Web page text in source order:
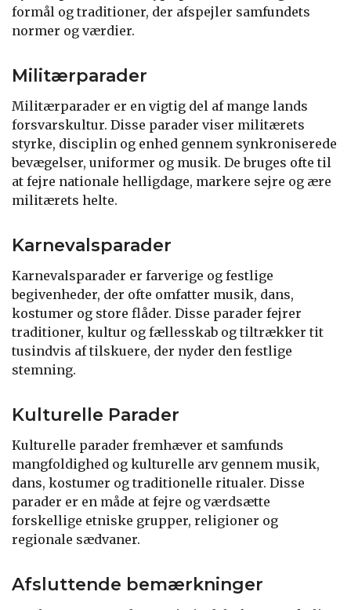
formål og traditioner, der afspejler samfundets
normer og værdier.
Militærparader
Militærparader er en vigtig del af mange lands
forsvarskultur. Disse parader viser militærets
styrke, disciplin og enhed gennem synkroniserede
bevægelser, uniformer og musik. De bruges ofte til
at fejre nationale helligdage, markere sejre og ære
militærets helte.
Karnevalsparader
Karnevalsparader er farverige og festlige
begivenheder, der ofte omfatter musik, dans,
kostumer og store flåder. Disse parader fejrer
traditioner, kultur og fællesskab og tiltrækker tit
tusindvis af tilskuere, der nyder den festlige
stemning.
Kulturelle Parader
Kulturelle parader fremhæver et samfunds
mangfoldighed og kulturelle arv gennem musik,
dans, kostumer og traditionelle ritualer. Disse
parader er en måde at fejre og værdsætte
forskellige etniske grupper, religioner og
regionale sædvaner.
Afsluttende bemærkninger